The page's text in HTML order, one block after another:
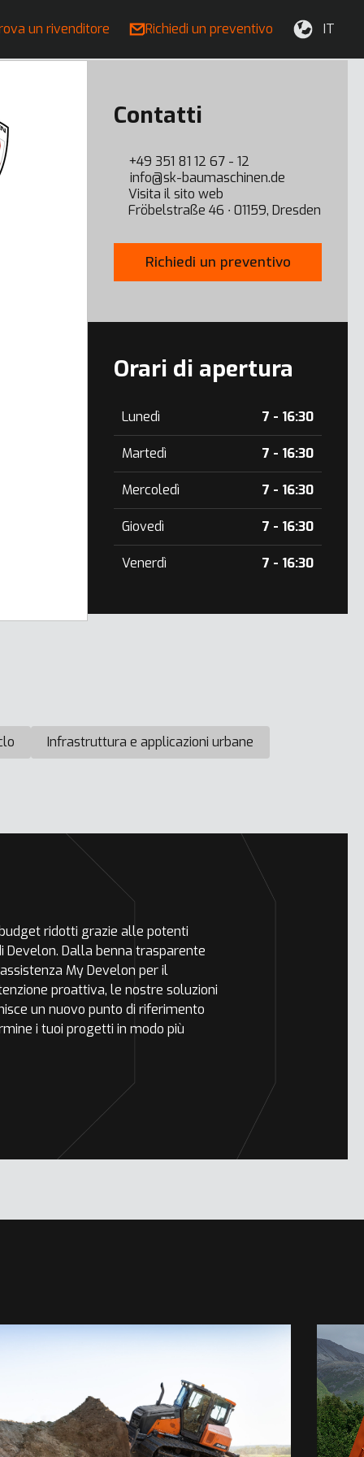
un rivenditore Richiedi un preventivo IT
Contatti
+49 351 81 12 67 - 12
info@sk-baumaschinen.de
Visita il sito web
Fröbelstraße 46 ∙ 01159, Dresden
Richiedi un preventivo
Orari di apertura
Lunedì 7 - 16:30
Martedì 7 - 16:30
Mercoledì 7 - 16:30
Giovedì 7 - 16:30
Venerdì 7 - 16:30
Infrastruttura e applicazioni urbane
ridotti grazie alle potenti
Dalla benna trasparente
My Develon per il
proattiva, le nostre soluzioni
un nuovo punto di riferimento
i tuoi progetti in modo più